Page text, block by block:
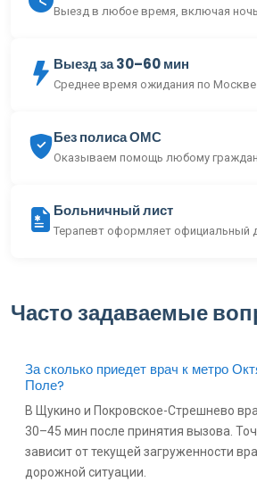
Выезд в любое время, включая
Выезд за 30–60 мин
Среднее время ожидания по Москве
Без полиса ОМС
Оказываем помощь любому
Больничный лист
Терапевт оформляет официальный
Часто задаваемые
За сколько приедет врач к метро
Поле?
В Щукино и Покровское-Стрешнево
30–45 мин после принятия вызова.
зависит от текущей загруженности
дорожной ситуации.